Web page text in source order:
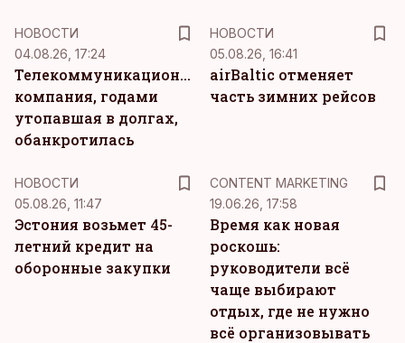
НОВОСТИ
04.08.26, 17:24
Телекоммуникационная
компания, годами
утопавшая в долгах,
обанкротилась
НОВОСТИ
05.08.26, 16:41
airBaltic отменяет
часть зимних рейсов
НОВОСТИ
05.08.26, 11:47
Эстония возьмет 45-
летний кредит на
оборонные закупки
CONTENT MARKETING
19.06.26, 17:58
Время как новая
роскошь:
руководители всё
чаще выбирают
отдых, где не нужно
всё организовывать